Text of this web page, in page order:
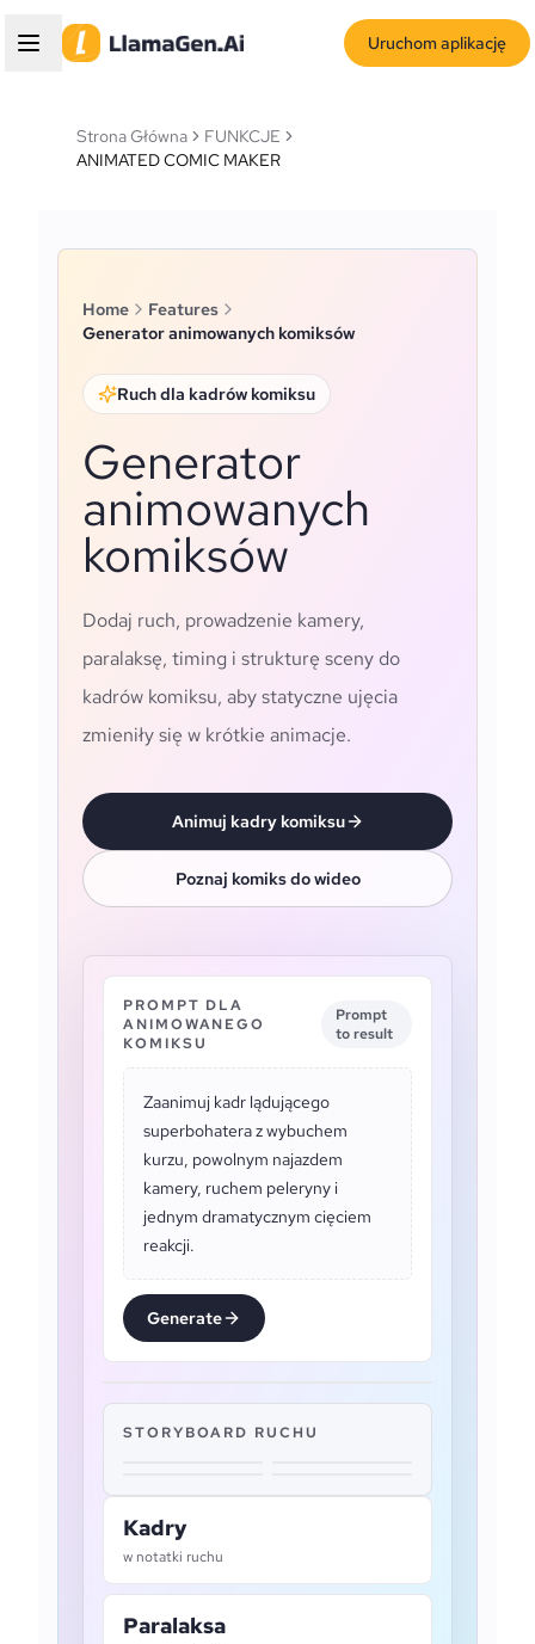
Uruchom aplikację
Strona Główna
FUNKCJE
ANIMATED COMIC MAKER
Home
Features
Generator animowanych komiksów
Ruch dla kadrów komiksu
Generator
animowanych
komiksów
Dodaj ruch, prowadzenie kamery,
paralaksę, timing i strukturę sceny do
kadrów komiksu, aby statyczne ujęcia
zmieniły się w krótkie animacje.
Animuj kadry komiksu
Poznaj komiks do wideo
PROMPT DLA
ANIMOWANEGO
KOMIKSU
Prompt
to result
Zaanimuj kadr lądującego
superbohatera z wybuchem
kurzu, powolnym najazdem
kamery, ruchem peleryny i
jednym dramatycznym cięciem
reakcji.
Generate
STORYBOARD RUCHU
Kadry
w notatki ruchu
Paralaksa